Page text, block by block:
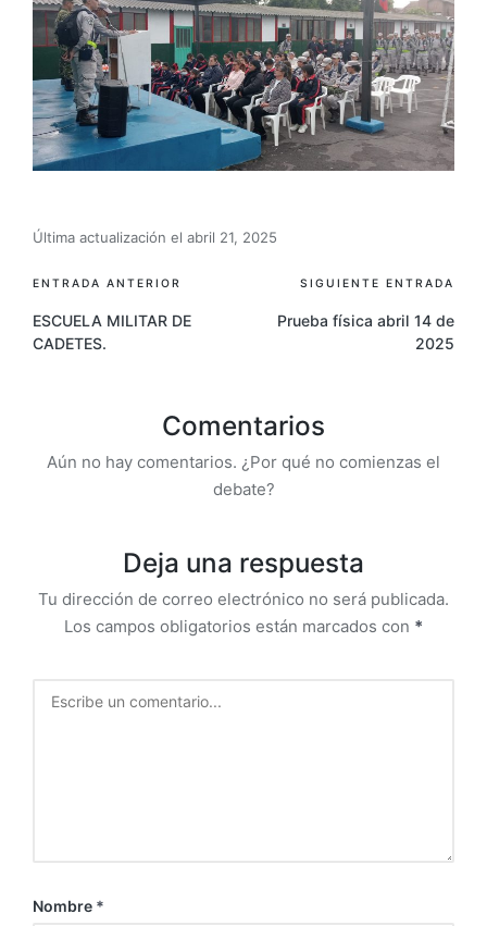
Última actualización el abril 21, 2025
ENTRADA ANTERIOR
ESCUELA MILITAR DE
CADETES.
SIGUIENTE ENTRADA
Prueba física abril 14 de
2025
Comentarios
Aún no hay comentarios. ¿Por qué no comienzas el
debate?
Deja una respuesta
Tu dirección de correo electrónico no será publicada.
Los campos obligatorios están marcados con *
Nombre *